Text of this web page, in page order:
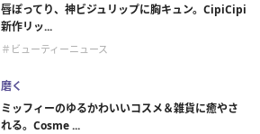
唇ぽってり、神ビジュリップに胸キュン。CipiCipi
新作リッ...
＃ビューティーニュース
磨く
ミッフィーのゆるかわいいコスメ＆雑貨に癒やさ
れる。Cosme ...